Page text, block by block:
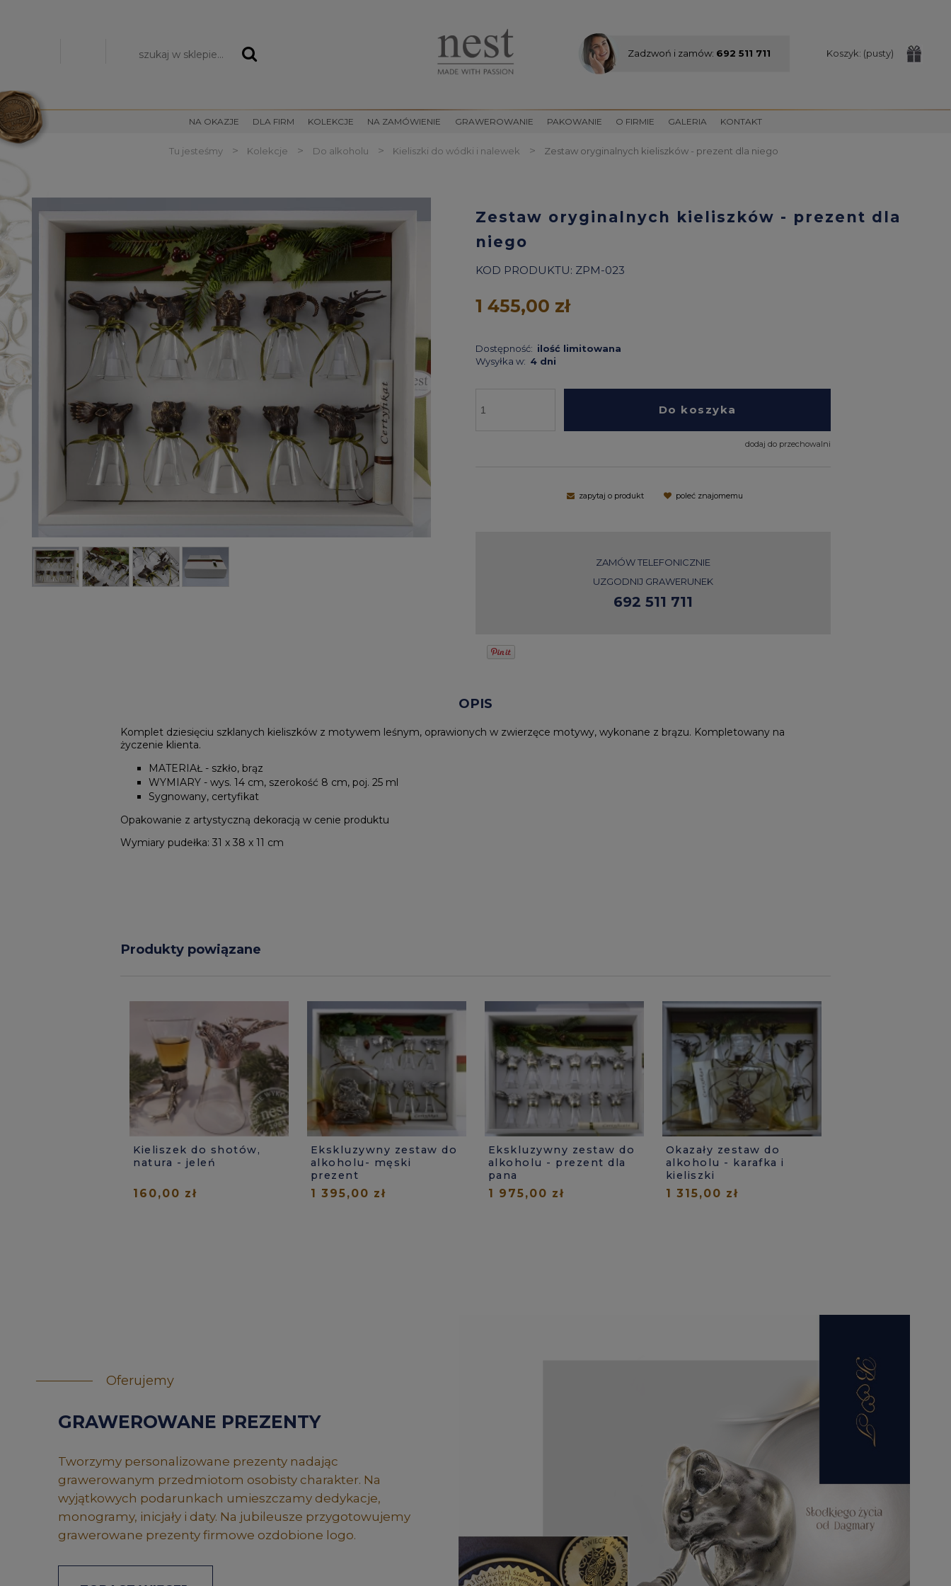
Zadzwoń i zamów: 692 511 711
Zaloguj się Koszyk: (pusty)
NA OKAZJE DLA FIRM KOLEKCJE NA ZAMÓWIENIE GRAWEROWANIE PAKOWANIE O FIRMIE GALERIA KONTAKT
Tu jesteśmy > Kolekcje > Do alkoholu > Kieliszki do wódki i nalewek > Zestaw oryginalnych kieliszków - prezent dla niego
Zestaw oryginalnych kieliszków - prezent dla
niego
KOD PRODUKTU: ZPM-023
Dostępność: ilość limitowana
Wysyłka w: 4 dni
1 455,00 zł
Do koszyka
dodaj do przechowalni
zapytaj o produkt poleć znajomemu
ZAMÓW TELEFONICZNIE
UZGODNIJ GRAWERUNEK
692 511 711
OPIS
Komplet dziesięciu szklanych kieliszków z motywem leśnym, oprawionych w zwierzęce motywy, wykonane z brązu. Kompletowany na
życzenie klienta.
MATERIAŁ - szkło, brąz
WYMIARY - wys. 14 cm, szerokość 8 cm, poj. 25 ml
Sygnowany, certyfikat
Opakowanie z artystyczną dekoracją w cenie produktu
Wymiary pudełka: 31 x 38 x 11 cm
Produkty powiązane
Kieliszek do shotów,
natura - jeleń
160,00 zł
Ekskluzywny zestaw do
alkoholu- męski
prezent
1 395,00 zł
Ekskluzywny zestaw do
alkoholu - prezent dla
pana
1 975,00 zł
Okazały zestaw do
alkoholu - karafka i
kieliszki
1 315,00 zł
Oferujemy
GRAWEROWANE PREZENTY
Tworzymy personalizowane prezenty nadając
grawerowanym przedmiotom osobisty charakter. Na
wyjątkowych podarunkach umieszczamy dedykacje,
monogramy, inicjały i daty. Na jubileusze przygotowujemy
grawerowane prezenty firmowe ozdobione logo.